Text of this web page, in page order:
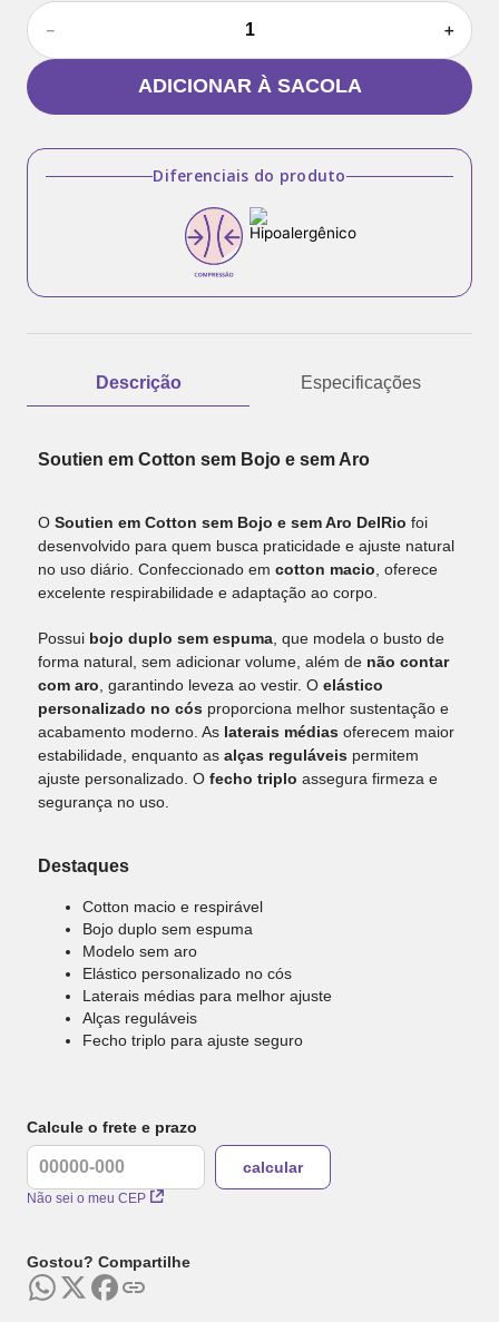
＋
－
ADICIONAR À SACOLA
Diferenciais do produto
Descrição Especificações
Soutien em Cotton sem Bojo e sem Aro
O Soutien em Cotton sem Bojo e sem Aro DelRio foi
desenvolvido para quem busca praticidade e ajuste natural
no uso diário. Confeccionado em cotton macio , oferece
excelente respirabilidade e adaptação ao corpo.
Possui bojo duplo sem espuma , que modela o busto de
forma natural, sem adicionar volume, além de não contar
com aro , garantindo leveza ao vestir. O elástico
personalizado no cós proporciona melhor sustentação e
acabamento moderno. As laterais médias oferecem maior
estabilidade, enquanto as alças reguláveis permitem
ajuste personalizado. O fecho triplo assegura firmeza e
segurança no uso.
Destaques
Cotton macio e respirável
Bojo duplo sem espuma
Modelo sem aro
Elástico personalizado no cós
Laterais médias para melhor ajuste
Alças reguláveis
Fecho triplo para ajuste seguro
Calcule o frete e prazo
Não sei o meu CEP
Gostou? Compartilhe